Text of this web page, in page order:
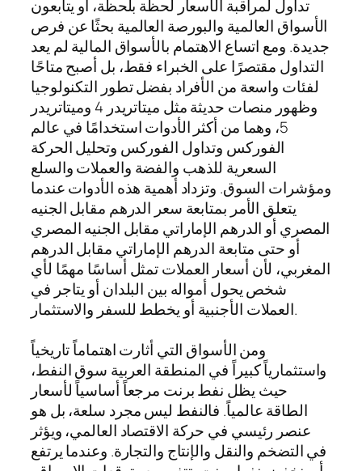
تداول لمراقبة الأسعار لحظة بلحظة، أو يتابعون
الأسواق العالمية والبورصة العالمية بحثًا عن فرص
جديدة. ومع اتساع الاهتمام بالأسواق المالية لم يعد
التداول مقتصرًا على الخبراء فقط، بل أصبح متاحًا
لفئات واسعة من الأفراد بفضل تطور التكنولوجيا
وظهور منصات حديثة مثل ميتاتريدر 4 وميتاتريدر
5، وهما من أكثر الأدوات استخدامًا في عالم
الفوركس وتداول الفوركس وتحليل الحركة
السعرية للذهب والفضة والعملات والسلع
ومؤشرات السوق. وتزداد أهمية هذه الأدوات عندما
يتعلق الأمر بمتابعة سعر الدرهم مقابل الجنيه
المصري أو الدرهم الإماراتي مقابل الجنيه المصري
أو حتى متابعة الدرهم الإماراتي مقابل الدرهم
المغربي، لأن أسعار العملات تمثل أساسًا مهمًا لأي
شخص يحول أمواله بين البلدان أو يتاجر في
العملات الأجنبية أو يخطط للسفر والاستثمار.
ومن الأسواق التي أثارت اهتماماً تاريخياً
واستثمارياً كبيراً في المنطقة العربية سوق النفط،
حيث يظل نفط برنت مرجعاً أساسياً لأسعار
الطاقة عالمياً. فالنفط ليس مجرد سلعة، بل هو
عنصر رئيسي في حركة الاقتصاد العالمي، ويؤثر
في التضخم والنقل والإنتاج والتجارة. وعندما يرتفع